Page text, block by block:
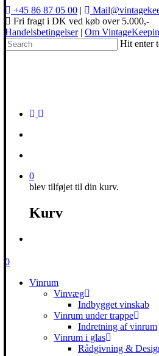
+45 86 87 05 00 |
Fri fragt i DK ved køb over 5.000,-
Handelsbetingelser| Om
Hit enter
0
blev tilføjet til din kurv.
Kurv
0
Vinrum
Vinvæg
Indbygget vinskab
Vinrum under trappe
Indretning af vinrum
Vinrum i glas
Rådgivning &